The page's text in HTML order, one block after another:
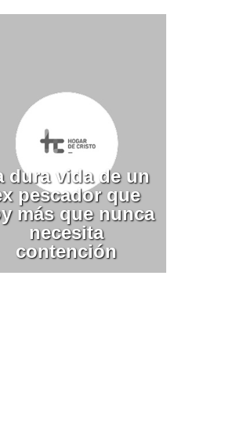
dura vida de un
pescador que
más que nunca
necesita
contención